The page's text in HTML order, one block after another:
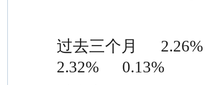
过去三个月      2.26%
2.32%      0.13%